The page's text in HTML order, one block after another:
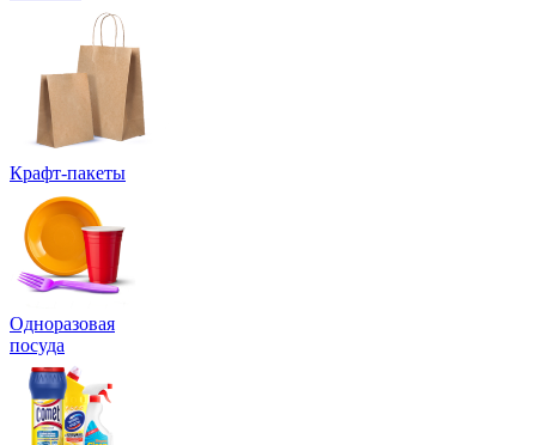
Крафт-пакеты
Одноразовая
посуда